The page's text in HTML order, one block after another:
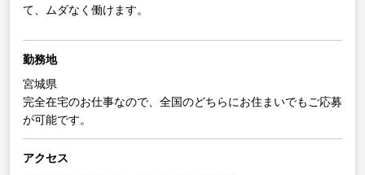
て、ムダなく働けます。
勤務地
宮城県
完全在宅のお仕事なので、全国のどちらにお住まいでもご応募
が可能です。
アクセス